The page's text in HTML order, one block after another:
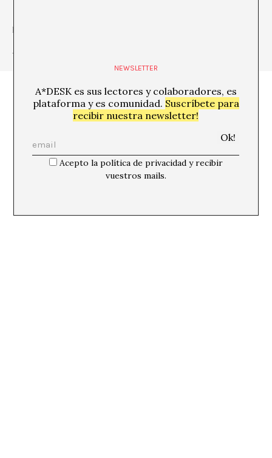
http://www.davidgtorres.net
+ Ver todas las publicaciones del autor/a
NEWSLETTER
A*DESK es sus lectores y colaboradores, es
plataforma y es comunidad. Suscríbete para
recibir nuestra newsletter!
Acepto la política de privacidad y recibir
vuestros mails.